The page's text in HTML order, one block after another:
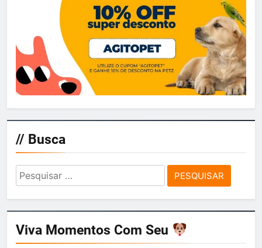
// Busca
Pesquisar
por:
Viva Momentos Com Seu